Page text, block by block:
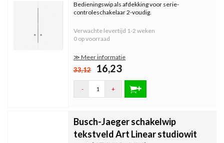
Bedieningswip als afdekking voor serie-
controleschakelaar 2-voudig.
Verwachte levertijd 1-2 weken
0 op voorraad
≫ Meer informatie
33,12 16,23
- +
Busch-Jaeger schakelwip
tekstveld Art Linear studiowit